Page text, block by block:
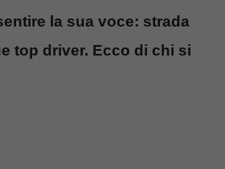
la sua voce: strada
top driver. Ecco di chi si